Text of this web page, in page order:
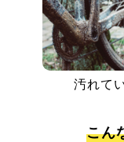
汚れて
こん